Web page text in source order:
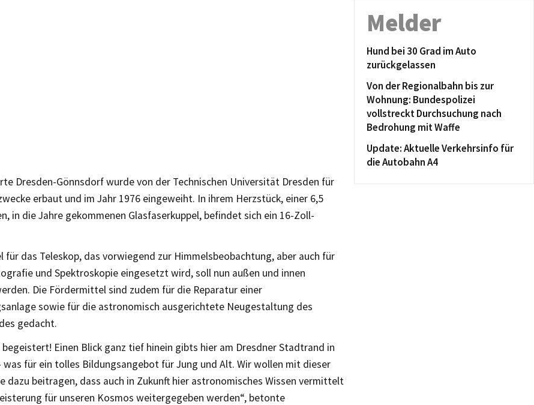
Dresden-Gönnsdorf wurde von der Technischen Universität Dresden für
erbaut und im Jahr 1976 eingeweiht. In ihrem Herzstück, einer 6,5
in die Jahre gekommenen Glasfaserkuppel, befindet sich ein 16-Zoll-
für das Teleskop, das vorwiegend zur Himmelsbeobachtung, aber auch für
und Spektroskopie eingesetzt wird, soll nun außen und innen
Die Fördermittel sind zudem für die Reparatur einer
sowie für die astronomisch ausgerichtete Neugestaltung des
gedacht.
begeistert! Einen Blick ganz tief hinein gibts hier am Dresdner Stadtrand in
was für ein tolles Bildungsangebot für Jung und Alt. Wir wollen mit dieser
dazu beitragen, dass auch in Zukunft hier astronomisches Wissen vermittelt
für unseren Kosmos weitergegeben werden“, betonte
Melder
Hund bei 30 Grad im Auto
zurückgelassen
Von der Regionalbahn bis zur
Wohnung: Bundespolizei
vollstreckt Durchsuchung nach
Bedrohung mit Waffe
Update: Aktuelle Verkehrsinfo für
die Autobahn A4